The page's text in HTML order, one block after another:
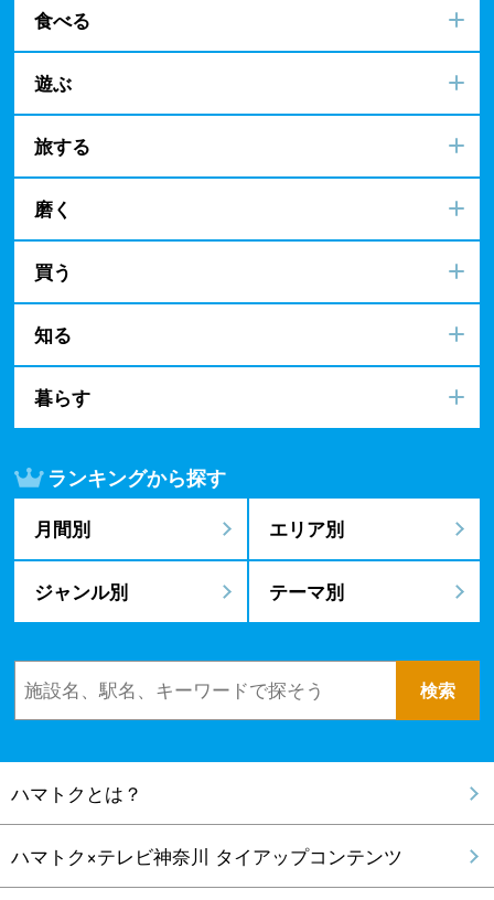
食べる
遊ぶ
旅する
磨く
買う
知る
暮らす
ランキングから探す
月間別 エリア別
ジャンル別 テーマ別
ハマトクとは？
ハマトク×テレビ神奈川 タイアップコンテンツ